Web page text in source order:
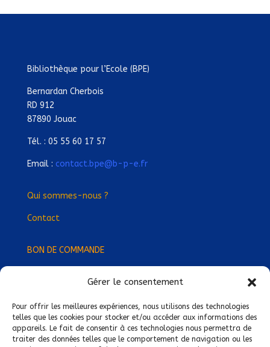
Gérer le consentement
Pour offrir les meilleures expériences, nous utilisons des technologies
telles que les cookies pour stocker et/ou accéder aux informations des
appareils. Le fait de consentir à ces technologies nous permettra de
traiter des données telles que le comportement de navigation ou les
Bibliothèque pour l’Ecole (BPE)
Bernardan Cherbois
RD 912
87890 Jouac
Tél. : 05 55 60 17 57
Email : contact.bpe@b-p-e.fr
Qui sommes-nous ?
Contact
BON DE COMMANDE
Devenez Délégué·e Régional·e !
Trouvez-nous près de chez vous !
Mentions légales